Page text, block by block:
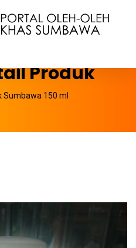
Produk
Sumbawa 150 ml